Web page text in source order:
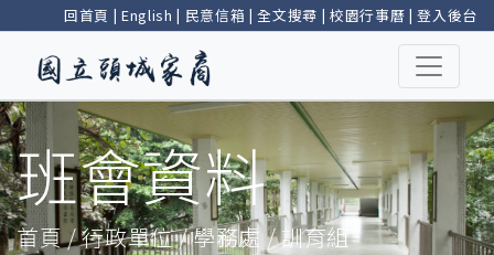
回首頁 | English | 民意信箱 |全文搜尋 | 校園行事曆 |登入後台
班會資料
首頁 / 行政單位 / 學務處 / 訓育組